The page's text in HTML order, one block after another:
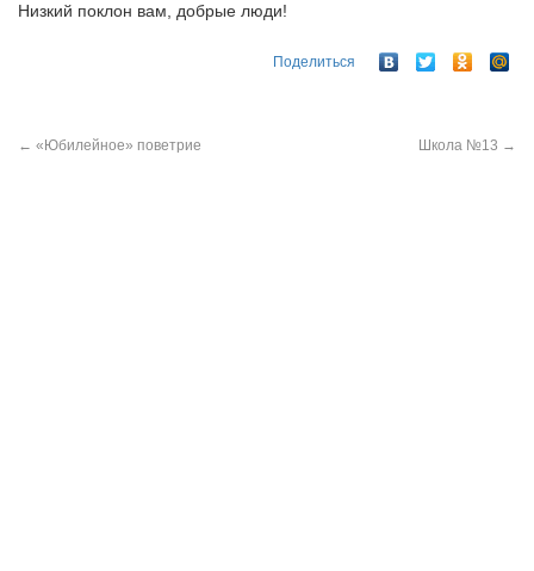
Низкий поклон вам, добрые люди!
Поделиться
← «Юбилейное» поветрие Школа №13 →